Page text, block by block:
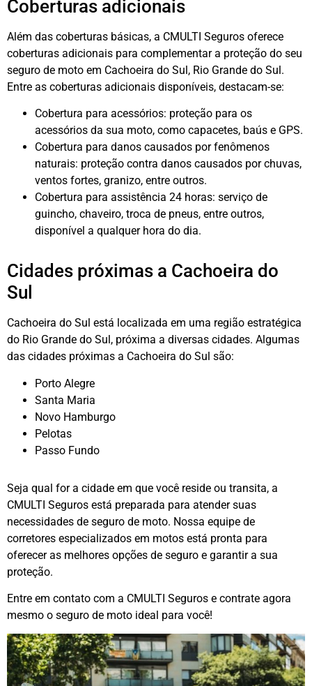
Coberturas adicionais
Além das coberturas básicas, a CMULTI Seguros oferece
coberturas adicionais para complementar a proteção do seu
seguro de moto em Cachoeira do Sul, Rio Grande do Sul.
Entre as coberturas adicionais disponíveis, destacam-se:
Cobertura para acessórios: proteção para os
acessórios da sua moto, como capacetes, baús e GPS.
Cobertura para danos causados por fenômenos
naturais: proteção contra danos causados por chuvas,
ventos fortes, granizo, entre outros.
Cobertura para assistência 24 horas: serviço de
guincho, chaveiro, troca de pneus, entre outros,
disponível a qualquer hora do dia.
Cidades próximas a Cachoeira do
Sul
Cachoeira do Sul está localizada em uma região estratégica
do Rio Grande do Sul, próxima a diversas cidades. Algumas
das cidades próximas a Cachoeira do Sul são:
Porto Alegre
Santa Maria
Novo Hamburgo
Pelotas
Passo Fundo
Seja qual for a cidade em que você reside ou transita, a
CMULTI Seguros está preparada para atender suas
necessidades de seguro de moto. Nossa equipe de
corretores especializados em motos está pronta para
oferecer as melhores opções de seguro e garantir a sua
proteção.
Entre em contato com a CMULTI Seguros e contrate agora
mesmo o seguro de moto ideal para você!